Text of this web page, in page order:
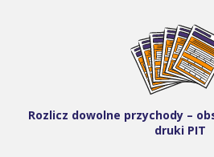
Rozlicz dowolne przychody –
druki PIT